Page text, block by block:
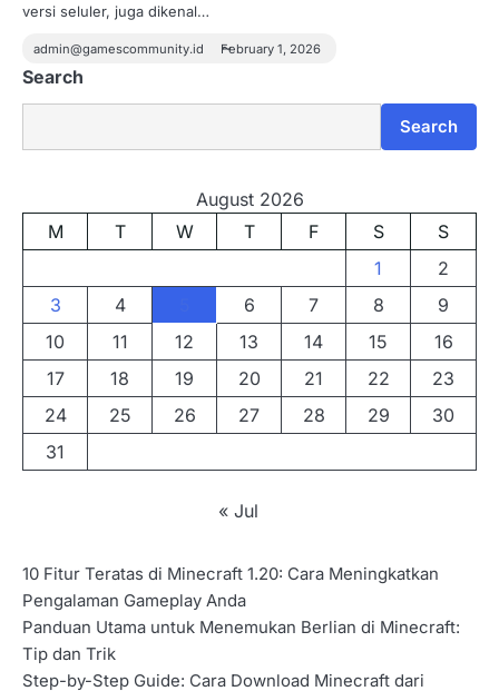
versi seluler, juga dikenal…
admin@gamescommunity.id February 1, 2026
Search
Search
August 2026
M
T W T F S
S
1
2
3
4 6 7 8
9
10
11 12 13 14 15
16
17
18 19 20 21 22
23
24
25 26 27 28 29
30
31
« Jul
10 Fitur Teratas di Minecraft 1.20: Cara Meningkatkan
Pengalaman Gameplay Anda
Panduan Utama untuk Menemukan Berlian di Minecraft:
Tip dan Trik
Step-by-Step Guide: Cara Download Minecraft dari